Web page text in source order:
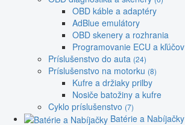
OBD káble a adaptéry
AdBlue emulátory
OBD skenery a rozhrania
Programovanie ECU a kľúčov
Príslušenstvo do auta (24)
Príslušenstvo na motorku (8)
Kufre a držiaky prilby
Nosiče batožiny a kufre
Cyklo príslušenstvo (7)
Batérie a Nabíjačky